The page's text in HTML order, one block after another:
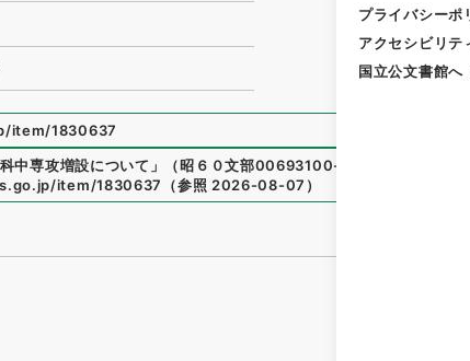
プライバシーポ
アクセシビリテ
国立公文書館へ
item/1830637
中専攻増設について 」 （昭６０文部00693100-00100
item/1830637 （参照 2026-08-07 ）